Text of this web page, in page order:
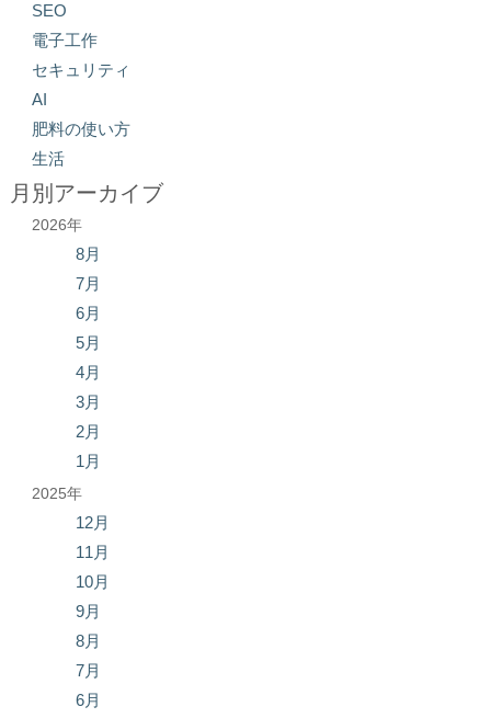
SEO
電子工作
セキュリティ
AI
肥料の使い方
生活
月別アーカイブ
2026年
8月
7月
6月
5月
4月
3月
2月
1月
2025年
12月
11月
10月
9月
8月
7月
6月